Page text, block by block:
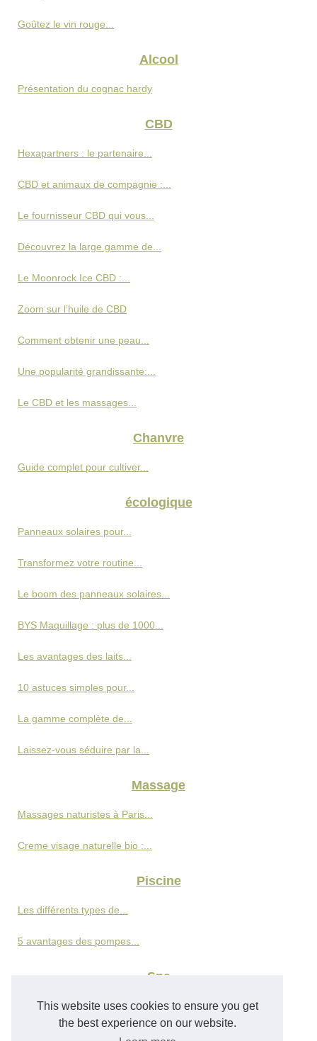
This website uses cookies to ensure you get
the best experience on our website.
Goûtez le vin rouge...
Alcool
Présentation du cognac hardy
CBD
Hexapartners : le partenaire...
CBD et animaux de compagnie :...
Le fournisseur CBD qui vous...
Découvrez la large gamme de...
Le Moonrock Ice CBD :...
Zoom sur l’huile de CBD
Comment obtenir une peau...
Une popularité grandissante:...
Le CBD et les massages...
Chanvre
Guide complet pour cultiver...
écologique
Panneaux solaires pour...
Transformez votre routine...
Le boom des panneaux solaires...
BYS Maquillage : plus de 1000...
Les avantages des laits...
10 astuces simples pour...
La gamme complète de...
Laissez-vous séduire par la...
Massage
Massages naturistes à Paris...
Creme visage naturelle bio :...
Piscine
Les différents types de...
5 avantages des pompes...
Spa
Découvrez les bienfaits du...